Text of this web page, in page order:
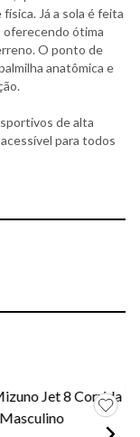
Já a sola é feita
oferecendo ótima
O ponto de
anatômica e
de alta
para todos